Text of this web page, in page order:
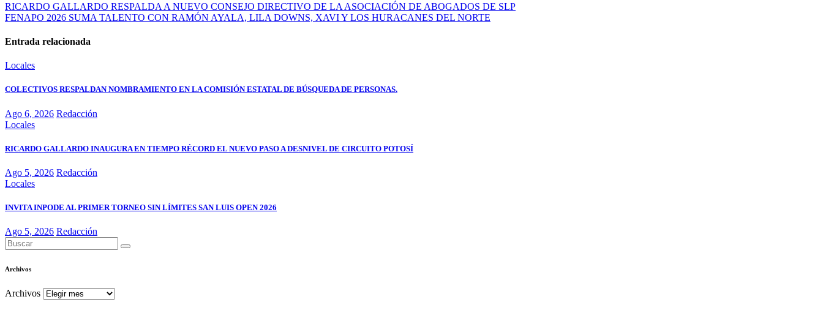
RICARDO GALLARDO RESPALDA A NUEVO CONSEJO DIRECTIVO DE LA ASOCIACIÓN DE ABOGADOS DE SLP
FENAPO 2026 SUMA TALENTO CON RAMÓN AYALA, LILA DOWNS, XAVI Y LOS HURACANES DEL NORTE
Entrada relacionada
Locales
COLECTIVOS RESPALDAN NOMBRAMIENTO EN LA COMISIÓN ESTATAL DE BÚSQUEDA DE PERSONAS.
Ago 6, 2026 Redacción
Locales
RICARDO GALLARDO INAUGURA EN TIEMPO RÉCORD EL NUEVO PASO A DESNIVEL DE CIRCUITO POTOSÍ
Ago 5, 2026 Redacción
Locales
INVITA INPODE AL PRIMER TORNEO SIN LÍMITES SAN LUIS OPEN 2026
Ago 5, 2026 Redacción
Archivos
Archivos